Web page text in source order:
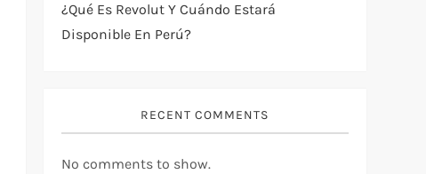
¿Qué Es Revolut Y Cuándo Estará
Disponible En Perú?
RECENT COMMENTS
No comments to show.